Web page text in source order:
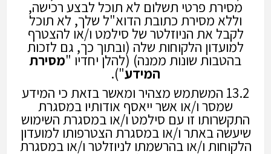
מסירת פרטי תשלום לא תוכל לבצע רכישה,
וללא מסירת כתובת הדוא"ל שלך, לא תוכל
לקבל את הניוזלטר של סילמט ו/או להצטרף
למועדון הלקוחות שלה (ובתוך כך, גם לזכות
בהטבות שונות ממנה) (להלן יחדיו "מסירת
המידע").
13.2 המשתמש מצהיר ומאשר בזאת כי המידע
שמסר ו/או אשר ייאסף אודותיו במסגרת
התקשרותו זו עם סילמט ו/או במסגרת השימוש
שיעשה באתר ו/או במסגרת הצטרפותו למועדון
הלקוחות ו/או בהרשמתו לניוזלטר ו/או במסגרת